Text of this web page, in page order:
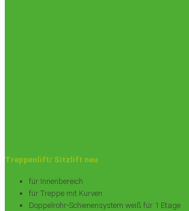
Treppenlift/ Sitzlift neu
für Innenbereich
für Treppe mit Kurven
Doppelrohr-Schienensystem weiß für 1 Etage